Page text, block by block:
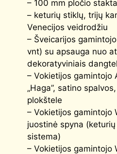
– 100 mm pločio
– keturių stiklų, trijų
Venecijos veidrodžiu
– Šveicarijos
vnt) su apsauga nuo
dekoratyviniais
– Vokietijos gamintojo
„Haga”, satino
plokštele
– Vokietijos gamintojo
juostinė spyna
sistema)
– Vokietijos gamintojo